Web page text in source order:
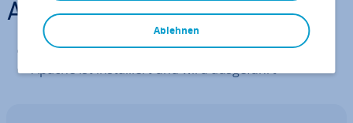
An­for­de­run­gen
Ein Cloud Server mit Linux (CentOS 7)
Apache ist in­stal­liert und wird aus­ge­führt
Ablehnen